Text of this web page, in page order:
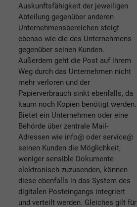
Auskunftsfähigkeit der jeweiligen
Abteilung gegenüber anderen
Unternehmensbereichen steigt
ebenso wie die des Unternehmens
gegenüber seinen Kunden.
Außerdem geht die Post auf ihrem
Weg durch das Unternehmen nicht
mehr verloren und der
Papierverbrauch sinkt ebenfalls, da
kaum noch Kopien benötigt werden.
Bietet ein Unternehmen oder eine
Behörde über zentrale Mail-
Adressen wie info@ oder service@
seinen Kunden die Möglichkeit,
weniger sensible Dokumente
elektronisch zuzusenden, können
diese ebenfalls in das System des
digitalen Posteingangs integriert
und verteilt werden. Gleiches gilt für